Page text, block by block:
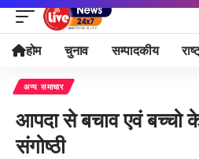
होम चुनाव सम्पादकीय
अन्य समाचार
आपदा से बचाव एवं बच्चो
संगोष्ठी